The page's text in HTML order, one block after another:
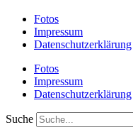
Fotos
Impressum
Datenschutzerklärung
Fotos
Impressum
Datenschutzerklärung
Suche